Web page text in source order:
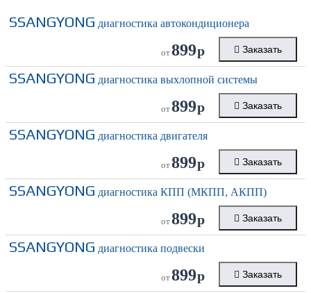
SSANGYONG диагностика автокондиционера
от899р Заказать
SSANGYONG диагностика выхлопной системы
от899р Заказать
SSANGYONG диагностика двигателя
от899р Заказать
SSANGYONG диагностика КПП (МКПП, АКПП)
от899р Заказать
SSANGYONG диагностика подвески
от899р Заказать